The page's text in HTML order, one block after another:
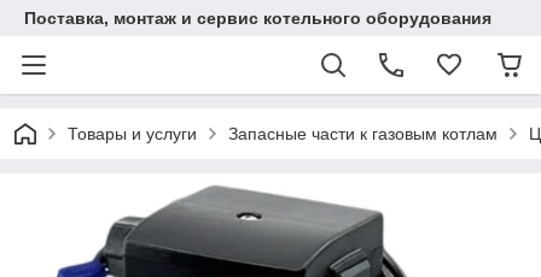
Поставка, монтаж и сервис котельного оборудования
Товары и услуги Запасные части к газовым котлам